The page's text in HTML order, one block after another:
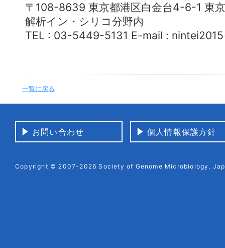
〒108-8639 東京都港区白金台4-6-1 東
解析イン・シリコ分野内
TEL : 03-5449-5131 E-mail :
一覧に戻る
お問い合わせ 個人情報保護方針
Copyright © 2007-2026 Society of Genome Microbiology,